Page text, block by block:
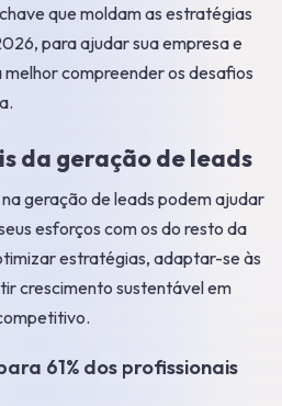
que moldam as estratégias
para ajudar sua empresa e
melhor compreender os desafios
da geração de leads
geração de leads podem ajudar
esforços com os do resto da
estratégias, adaptar-se às
crescimento sustentável em
61% dos profissionais